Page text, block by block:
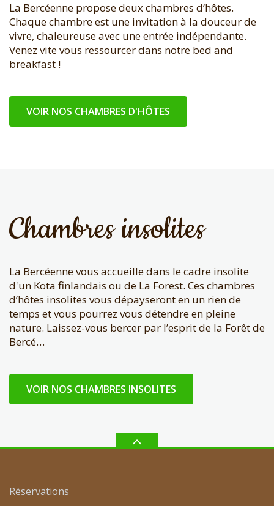
La Bercéenne propose deux chambres d’hôtes.
Chaque chambre est une invitation à la douceur de
vivre, chaleureuse avec une entrée indépendante.
Venez vite vous ressourcer dans notre bed and
breakfast !
VOIR NOS CHAMBRES D'HÔTES
Chambres insolites
La Bercéenne vous accueille dans le cadre insolite
d'un Kota finlandais ou de La Forest. Ces chambres
d’hôtes insolites vous dépayseront en un rien de
temps et vous pourrez vous détendre en pleine
nature. Laissez-vous bercer par l’esprit de la Forêt de
Bercé…
VOIR NOS CHAMBRES INSOLITES
Réservations